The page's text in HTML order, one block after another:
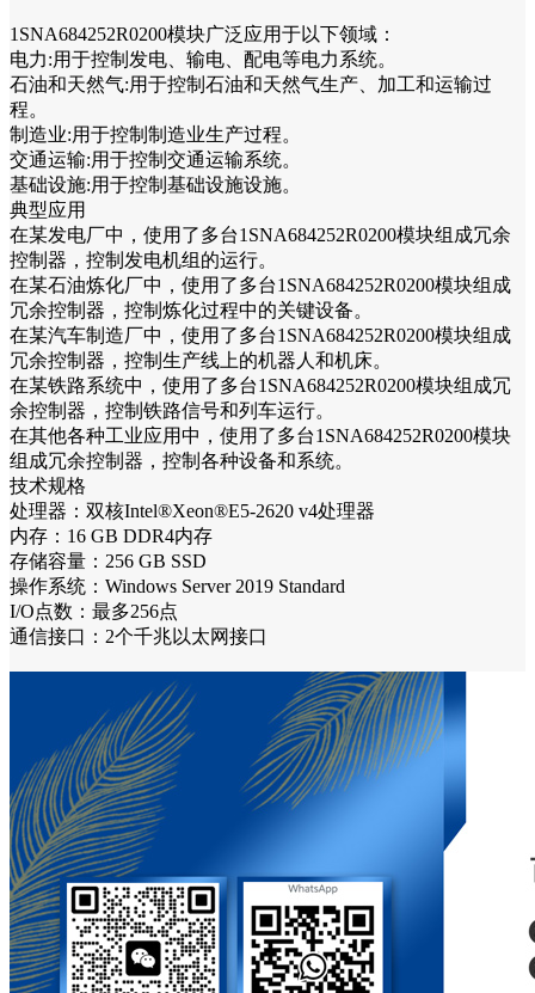
1SNA684252R0200模块广泛应用于以下领域：
电力:用于控制发电、输电、配电等电力系统。
石油和天然气:用于控制石油和天然气生产、加工和运输过
程。
制造业:用于控制制造业生产过程。
交通运输:用于控制交通运输系统。
基础设施:用于控制基础设施设施。
典型应用
在某发电厂中，使用了多台1SNA684252R0200模块组成冗余
控制器，控制发电机组的运行。
在某石油炼化厂中，使用了多台1SNA684252R0200模块组成
冗余控制器，控制炼化过程中的关键设备。
在某汽车制造厂中，使用了多台1SNA684252R0200模块组成
冗余控制器，控制生产线上的机器人和机床。
在某铁路系统中，使用了多台1SNA684252R0200模块组成冗
余控制器，控制铁路信号和列车运行。
在其他各种工业应用中，使用了多台1SNA684252R0200模块
组成冗余控制器，控制各种设备和系统。
技术规格
处理器：双核Intel®Xeon®E5-2620 v4处理器
内存：16 GB DDR4内存
存储容量：256 GB SSD
操作系统：Windows Server 2019 Standard
I/O点数：最多256点
通信接口：2个千兆以太网接口